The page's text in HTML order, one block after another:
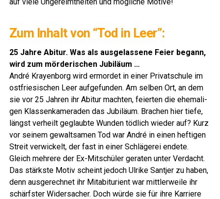
Zum Inhalt von “Tod in Leer”:
25 Jah­re Abitur. Was als aus­ge­las­se­ne Fei­er begann,
wird zum mör­de­ri­schen Jubiläum …
André Kray­en­borg wird ermor­det in einer Pri­vat­schu­le im
ost­frie­si­schen Leer auf­ge­fun­den. Am sel­ben Ort, an dem
sie vor 25 Jah­ren ihr Abitur mach­ten, fei­er­ten die ehe­ma­li­
gen Klas­sen­ka­me­ra­den das Jubi­lä­um. Bra­chen hier tie­fe,
längst ver­heilt geglaub­te Wun­den töd­lich wie­der auf? Kurz
vor sei­nem gewalt­sa­men Tod war André in einen hef­ti­gen
Streit ver­wi­ckelt, der fast in einer Schlä­ge­rei ende­te.
Gleich meh­re­re der Ex-Mit­schü­ler gera­ten unter Ver­dacht.
Das stärks­te Motiv scheint jedoch Ulri­ke Sant­jer zu haben,
denn aus­ge­rech­net ihr Mit­ab­itu­ri­ent war mitt­ler­wei­le ihr
schärfs­ter Wider­sa­cher. Doch wür­de sie für ihre Kar­rie­re